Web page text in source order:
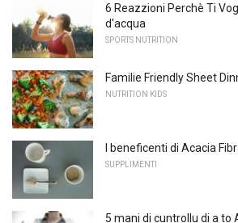
6 Reazzioni Perchè Ti
d'acqua
SPORTS NUTRITION
Familie Friendly Sheet
NUTRITION KIDS
I beneficenti di Acacia
SUPPLIMENTI
5 mani di cuntrollu di a to